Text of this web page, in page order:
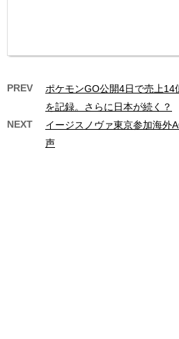
PREV
ポケモンGO公開4日で売上
を記録。さらに日本が続く？
NEXT
イージスノヴァ東京参加海外
声